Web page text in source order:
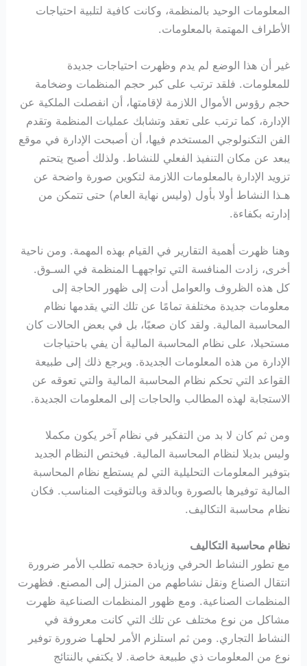
المعلومات الوحيد بالمنظمة، وكانت كافية لتلبية احتياجات
الأطراف المهتمة بالمعلومات.
غير أن هذا الوضع لم يدم وظهرت احتياجات جديدة
للمعلومات. فلقد ترتب على كبر حجم المنظمات وضخامة
حجم رؤوس الأموال اللازمة لإقامتها، أن انفصلت الملكية عن
الإدارة، كما ترتب على تعقد وتشابك عمليات المنظمة وتقدم
الفن التكنولوجي المستخدم فيها، أن أصبحت الإدارة في موقع
يبعد عن مكان التنفيذ الفعلي للنشاط. ولذلك أصبح يتحتم
تزويد الإدارة بالمعلومات اللازمة لتكوين صورة واضحة عن
هـذا النشاط أولا بأول (وليس نهاية العام) حتى تتمكن من
إدارته بكفاءة.
وهنا ظهرت أهمية التقارير في القيام بهذه المهمة. ومن ناحية
أخرى، زادت المنافسة التي تواجههـا المنظمة في السـوق.
كل هذه الظروف والعوامل أدت إلى ظهور الحاجة إلى
معلومات جديدة مختلفة تمامًا عن تلك التي يقدمها نظام
المحاسبة المالية. ولقد كان صعبًا، بل في بعض الحالات كان
مستحيلا، على نظام المحاسبة المالية أن يفي باحتياجات
الإدارة من هذه المعلومات الجديدة. ويرجع ذلك إلى طبيعة
القواعد التي تحكم نظام المحاسبة المالية والتي تعوقه عن
الاستجابة لهذه المطالب والحاجات إلى المعلومات الجديدة.
ومن ثم كان لا بد من التفكير في نظام آخر يكون مكملا
وليس بديلا لنظام المحاسبة المالية. فيختص النظام الجديد
بتوفير المعلومات التحليلية التي لم يستطع نظام المحاسبة
المالية توفيرها بالصورة وبالدقة وبالتوقيت المناسب. فكان
نظام محاسبة التكاليف.
نظام محاسبة التكاليف
مع تطور النشاط الحرفي وزيادة حجمه تطلب الأمر ضرورة
انتقال الصناع ونقل نشاطهم من المنزل إلى المصنع. فظهرت
المنظمات الصناعية. ومع ظهور المنظمات الصناعية ظهرت
مشاكل من نوع مختلف عن تلك التي كانت معروفة في
النشاط التجاري. ومن ثم استلزم الأمر لحلهـا ضرورة توفير
نوع من المعلومات ذي طبيعة خاصة. لا يكتفي بالنتائج